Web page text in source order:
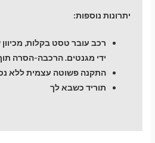
יתרונות נוספות:
רכב עובר טסט בקלות,
ידי מגנטים. הרכבה-הסרה תוך 2
התקנה פשוטה עצמית ללא
תוריד כשבא לך